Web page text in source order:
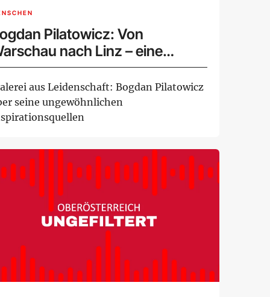
Pilatowicz: Von
nach Linz – eine
aus Leidenschaft: Bogdan Pilatowicz
seine ungewöhnlichen